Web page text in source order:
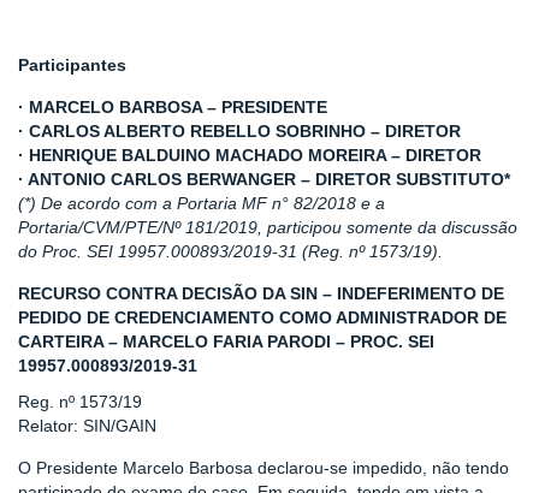
Participantes
· MARCELO BARBOSA – PRESIDENTE
· CARLOS ALBERTO REBELLO SOBRINHO – DIRETOR
· HENRIQUE BALDUINO MACHADO MOREIRA – DIRETOR
· ANTONIO CARLOS BERWANGER – DIRETOR SUBSTITUTO*
(*) De acordo com a Portaria MF n° 82/2018 e a
Portaria/CVM/PTE/Nº 181/2019, participou somente da discussão
do Proc. SEI 19957.000893/2019-31 (Reg. nº 1573/19).
RECURSO CONTRA DECISÃO DA SIN – INDEFERIMENTO DE
PEDIDO DE CREDENCIAMENTO COMO ADMINISTRADOR DE
CARTEIRA – MARCELO FARIA PARODI – PROC. SEI
19957.000893/2019-31
Reg. nº 1573/19
Relator: SIN/GAIN
O Presidente Marcelo Barbosa declarou-se impedido, não tendo